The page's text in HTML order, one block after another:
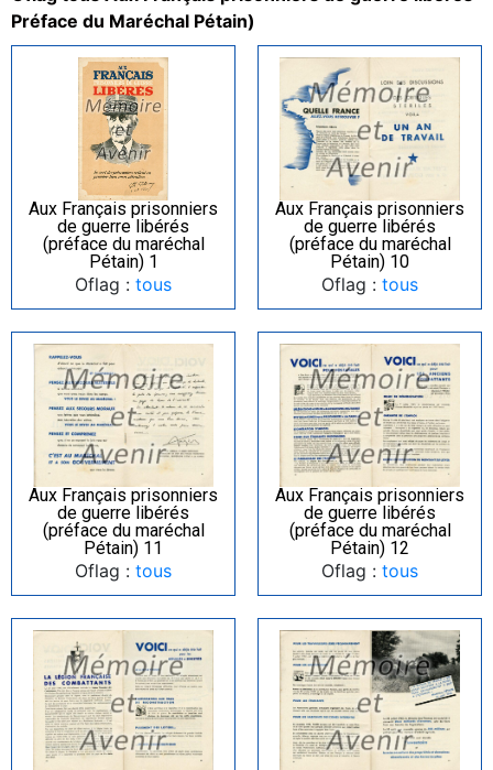
Préface du Maréchal Pétain)
Aux Français prisonniers
de guerre libérés
(préface du maréchal
Pétain) 1
Oflag : tous
Aux Français prisonniers
de guerre libérés
(préface du maréchal
Pétain) 10
Oflag : tous
Aux Français prisonniers
de guerre libérés
(préface du maréchal
Pétain) 11
Oflag : tous
Aux Français prisonniers
de guerre libérés
(préface du maréchal
Pétain) 12
Oflag : tous